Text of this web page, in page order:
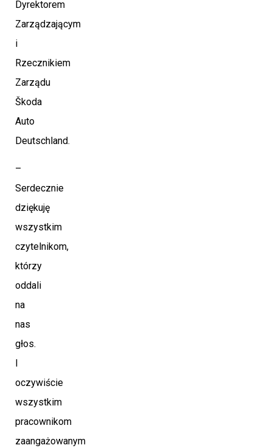
Dyrektorem
Zarządzającym
i
Rzecznikiem
Zarządu
Škoda
Auto
Deutschland.
–
Serdecznie
dziękuję
wszystkim
czytelnikom,
którzy
oddali
na
nas
głos.
oczywiście
wszystkim
pracownikom
zaangażowanym